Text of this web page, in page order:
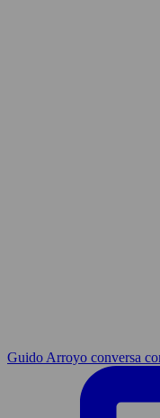
Guido Arroyo conversa